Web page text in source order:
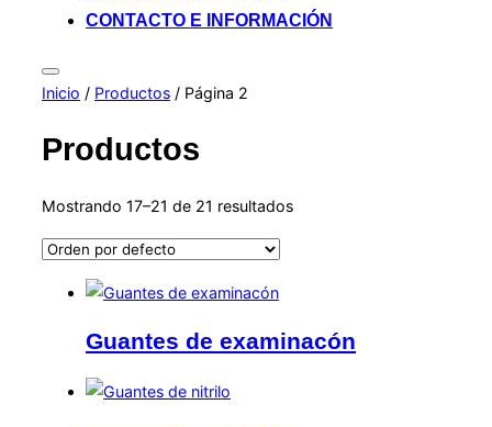
CONTACTO E INFORMACIÓN
Alternar
la
y
Inicio / Productos / Página 2
Productos
Mostrando 17–21 de 21 resultados
Guantes de examinacón